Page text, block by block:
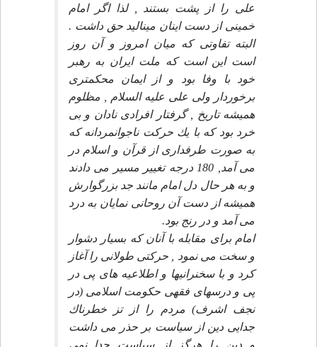
على را از پشت بستند , لذا اگر امام
خمينى از دست اينان ميناليد حق داشت .
البته تفاوتى كه ميان امروز و آن روز
است اين است كه ملت ايران به رهبر
خود با وفا بود و از ايمان محكمترى
برخوردار ولى على عليه السلام , مظلوم
هميشه تاريخ , گرفتار افرادى نادان و بى
خرد بود كه با يك حركت ناجوانمردانه كه
به صورت طرفدارى از قرآن و اسلام در
مى آمد, 180 درجه تغيير مسير مى دادند
و به هر حال دل امام مانند جد بزرگوارش
هميشه از دست آن روحانى نمايان به درد
مى آمد و در رنج بود.
امام براى مقابله با آنان كه بسيار دشوار
و سخت مى نمود , حركتى طولانى را آغاز
كرد و با سخنرانيها و اطلاعيه هاى پى در
پى و درسهاى فقهى حكومت اسلامى (در
نجف اشرف) مردم را از تز خطرناك
جدايى دين از سياست بر حذر مى داشت